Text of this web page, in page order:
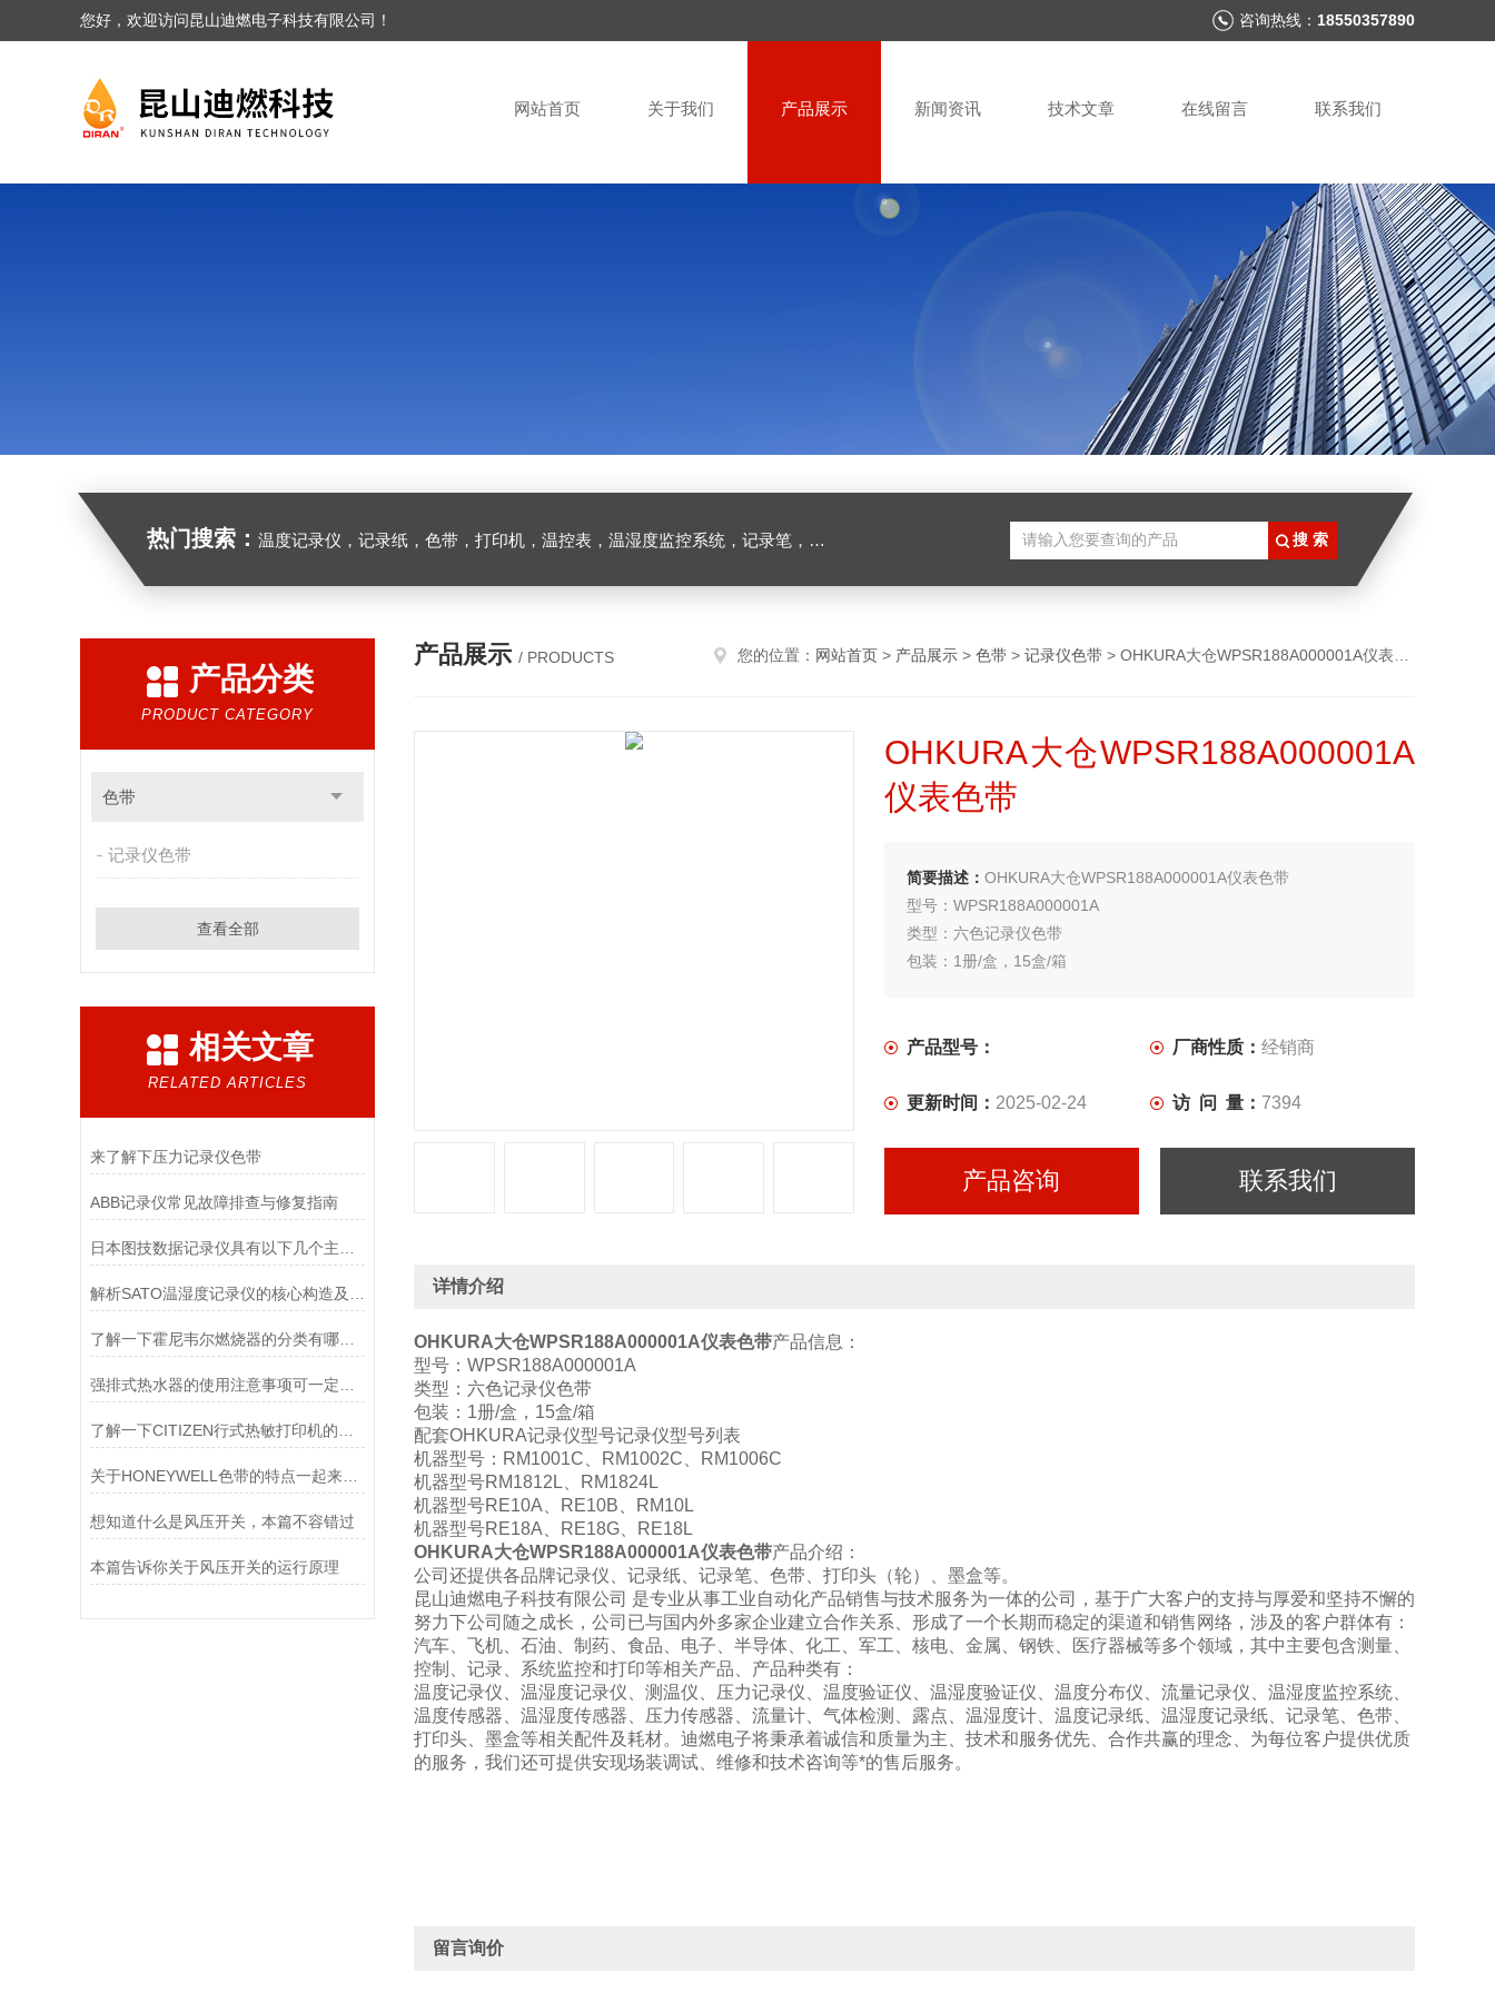
您好，欢迎访问昆山迪燃电子科技有限公司！ 咨询热线： 18550357890
网站首页 关于我们 产品展示 新闻资讯 技术文章 在线留言 联系我们
热门搜索： 温度记录仪，记录纸，色带，打印机，温控表，温湿度监控系统，记录笔，燃烧器
产品分类
PRODUCT CATEGORY
色带
记录仪色带
查看全部
相关文章
RELATED ARTICLES
来了解下压力记录仪色带
ABB记录仪常见故障排查与修复指南
了解一下霍尼韦尔燃烧器的分类有哪些吧
关于HONEYWELL色带的特点一起来看看吧
想知道什么是风压开关，本篇不容错过
本篇告诉你关于风压开关的运行原理
产品展示 / PRODUCTS 您的位置： 网站首页 > 产品展示 > 色带 > 记录仪色带 > OHKURA大仓WPSR188A000001A仪表色带
OHKURA大仓WPSR188A000001A
仪表色带
简要描述： OHKURA大仓WPSR188A000001A仪表色带
型号：WPSR188A000001A
类型：六色记录仪色带
包装：1册/盒，15盒/箱
产品型号： 厂商性质： 经销商
更新时间： 2025-02-24 访 问 量： 7394
产品咨询 联系我们
详情介绍
OHKURA大仓WPSR188A000001A仪表色带产品信息：
型号：WPSR188A000001A
类型：六色记录仪色带
包装：1册/盒，15盒/箱
配套OHKURA记录仪型号记录仪型号列表
机器型号：RM1001C、RM1002C、RM1006C
机器型号RM1812L、RM1824L
机器型号RE10A、RE10B、RM10L
机器型号RE18A、RE18G、RE18L
OHKURA大仓WPSR188A000001A仪表色带产品介绍：
公司还提供各品牌记录仪、记录纸、记录笔、色带、打印头（轮）、墨盒等。
昆山迪燃电子科技有限公司 是专业从事工业自动化产品销售与技术服务为一体的公司，基于广大客户的支持与厚爱和坚持不懈的
努力下公司随之成长，公司已与国内外多家企业建立合作关系、形成了一个长期而稳定的渠道和销售网络，涉及的客户群体有：
汽车、飞机、石油、制药、食品、电子、半导体、化工、军工、核电、金属、钢铁、医疗器械等多个领域，其中主要包含测量、
控制、记录、系统监控和打印等相关产品、产品种类有：
温度记录仪、温湿度记录仪、测温仪、压力记录仪、温度验证仪、温湿度验证仪、温度分布仪、流量记录仪、温湿度监控系统、
温度传感器、温湿度传感器、压力传感器、流量计、气体检测、露点、温湿度计、温度记录纸、温湿度记录纸、记录笔、色带、
打印头、墨盒等相关配件及耗材。迪燃电子将秉承着诚信和质量为主、技术和服务优先、合作共赢的理念、为每位客户提供优质
的服务，我们还可提供安现场装调试、维修和技术咨询等*的售后服务。
留言询价